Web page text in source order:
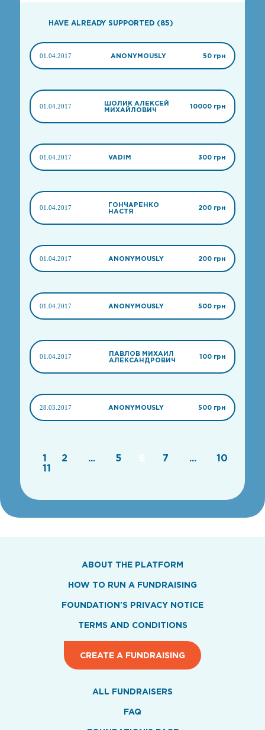
HAVE ALREADY SUPPORTED (85)
01.04.2017 ANONYMOUSLY 50 грн
01.04.2017
ШОЛИК АЛЕКСЕЙ
МИХАЙЛОВИЧ
10000 грн
01.04.2017 VADIM 300 грн
01.04.2017
ГОНЧАРЕНКО
НАСТЯ
200 грн
01.04.2017 ANONYMOUSLY 200 грн
01.04.2017 ANONYMOUSLY 500 грн
01.04.2017
ПАВЛОВ МИХАИЛ
АЛЕКСАНДРОВИЧ
100 грн
28.03.2017 ANONYMOUSLY 500 грн
1 2 ... 5 7 ...
10
11
ABOUT THE PLATFORM
HOW TO RUN A FUNDRAISING
FOUNDATION'S PRIVACY NOTICE
TERMS AND CONDITIONS
CREATE A FUNDRAISING
ALL FUNDRAISERS
FAQ